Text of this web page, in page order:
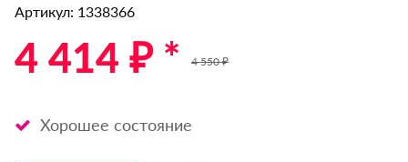
Артикул: 1338366
4 414 ₽ * 4 550 ₽
Хорошее состояние